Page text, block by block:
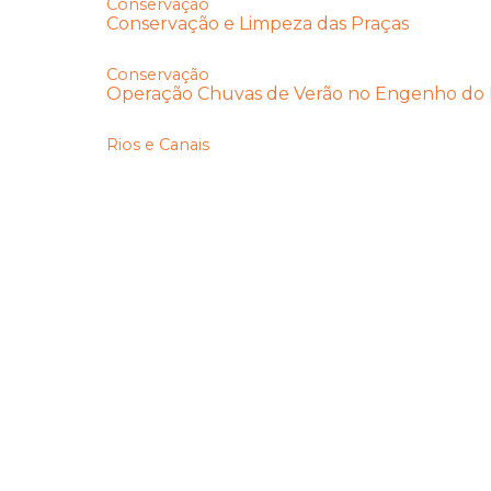
Conservação
Conservação e Limpeza das Praças
Conservação
Operação Chuvas de Verão no Engenho do
Rios e Canais